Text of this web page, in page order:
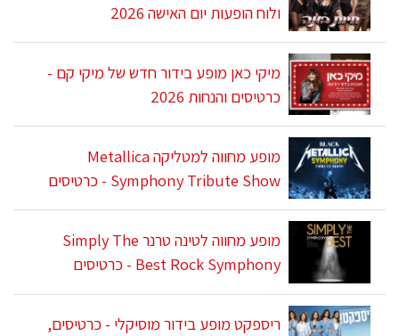
ולוח הופעות יום האישה 2026
מיקי כאן מופע בידור חדש של מיקי קם -
כרטיסים והנחות 2026
מופע מחווה למטליקה Metallica
Symphony Tribute Show - כרטיסים
מופע מחווה לטינה טרנר Simply The
Best Rock Symphony - כרטיסים
ריספקט מופע בידור מוסיקלי - כרטיסים,